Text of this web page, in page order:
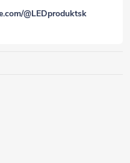
@LEDproduktsk